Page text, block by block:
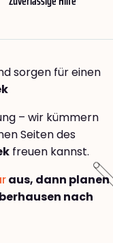
sorgen für einen
– wir kümmern
Seiten des
freuen kannst.
aus, dann planen
nach